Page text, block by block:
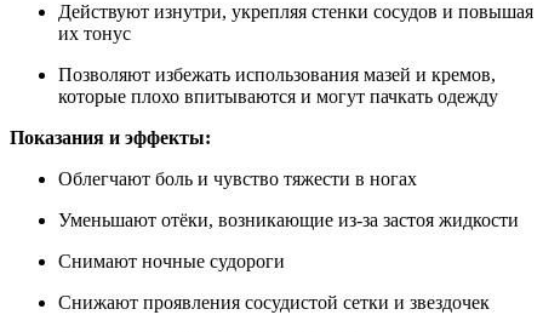
Действуют изнутри, укрепляя стенки сосудов и повышая
их тонус
Позволяют избежать использования мазей и кремов,
которые плохо впитываются и могут пачкать одежду
Показания и эффекты:
Облегчают боль и чувство тяжести в ногах
Уменьшают отёки, возникающие из-за застоя жидкости
Снимают ночные судороги
Снижают проявления сосудистой сетки и звездочек